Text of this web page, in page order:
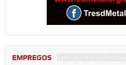
EMPREGOS